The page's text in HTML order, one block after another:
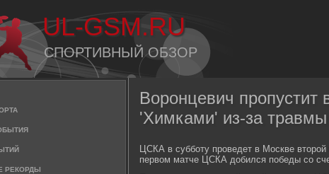
UL-GSM.RU
СПОРТИВНЫЙ ОБЗОР
РЕКОРДЫ
Воронцевич
'Химками' из-за травмы
ЦСКА в субботу проведет в Москве
первом матче ЦСКА добился победы со